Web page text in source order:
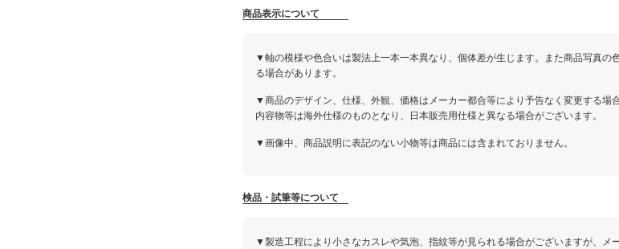
商品表示について
▼軸の模様や色合いは製法上一本一本異なり、個体差が生じます。また商品写真の
る場合があります。
▼商品のデザイン、仕様、外観、価格はメーカー都合等により予告なく変更する場
内容物等は海外仕様のものとなり、日本販売用仕様と異なる場合がございます。
▼画像中、商品説明に表記のない小物等は商品には含まれておりません。
検品・試筆等について
▼製造工程により小さなカスレや気泡、指紋等が見られる場合がございますが、メ